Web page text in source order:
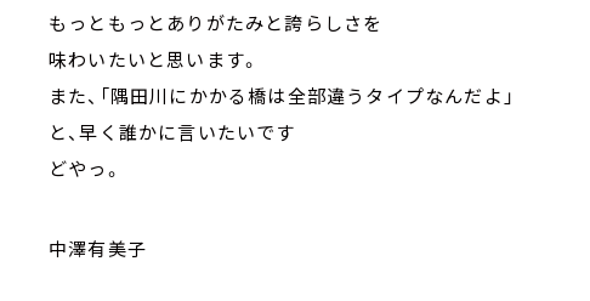
もっともっとありがたみと誇らしさを
味わいたいと思います。
また、「隅田川にかかる橋は全部違うタイプなんだよ」
と、早く誰かに言いたいです
どやっ。
中澤有美子